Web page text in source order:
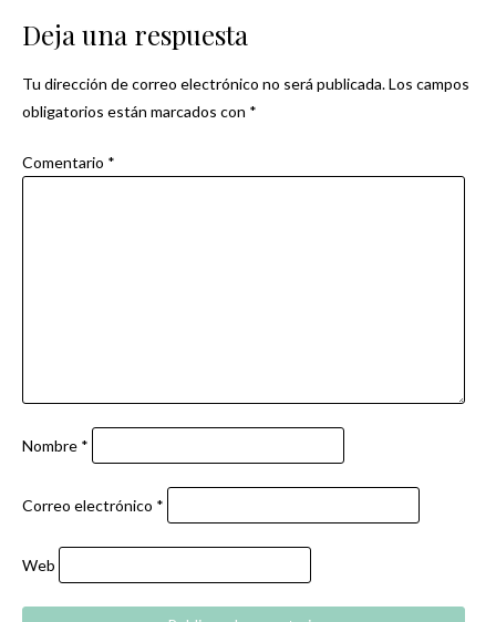
Deja una respuesta
Tu dirección de correo electrónico no será publicada.Los campos
obligatorios están marcados con *
Comentario *
Nombre *
Correo electrónico *
Web